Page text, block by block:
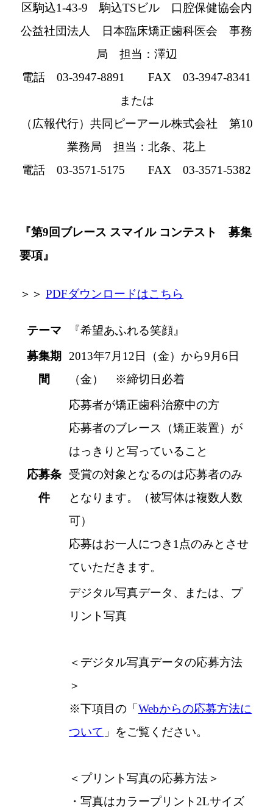
区駒込1-43-9 駒込TSビル 口腔保健協会内
公益社団法人 日本臨床矯正歯科医会 事務
局 担当：澤辺
電話 03-3947-8891 FAX 03-3947-8341
または
（広報代行）共同ピーアール株式会社 第10
業務局 担当：北条、花上
電話 03-3571-5175 FAX 03-3571-5382
『第9回ブレース スマイル コンテスト 募集
要項』
＞＞ PDFダウンロードはこちら
テーマ
『希望あふれる笑顔』
募集期
間
2013年7月12日（金）から9月6日
（金） ※締切日必着
応募条
件
応募者が矯正歯科治療中の方
応募者のブレース（矯正装置）が
はっきりと写っていること
受賞の対象となるのは応募者のみ
となります。（被写体は複数人数
可）
応募はお一人につき1点のみとさせ
ていただきます。
デジタル写真データ、または、プ
リント写真
＜デジタル写真データの応募方法
＞
※下項目の「 Webからの応募方法に
ついて 」をご覧ください。
＜プリント写真の応募方法＞
・写真はカラープリント2Lサイズ